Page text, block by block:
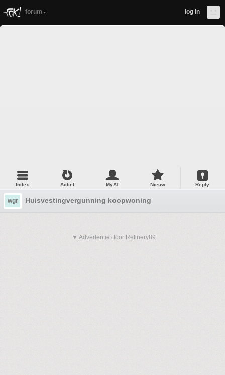
forum log in
Index Actief MyAT Nieuw Reply
wgr Huisvestingvergunning koopwoning
▼ Advertentie door Refinery89